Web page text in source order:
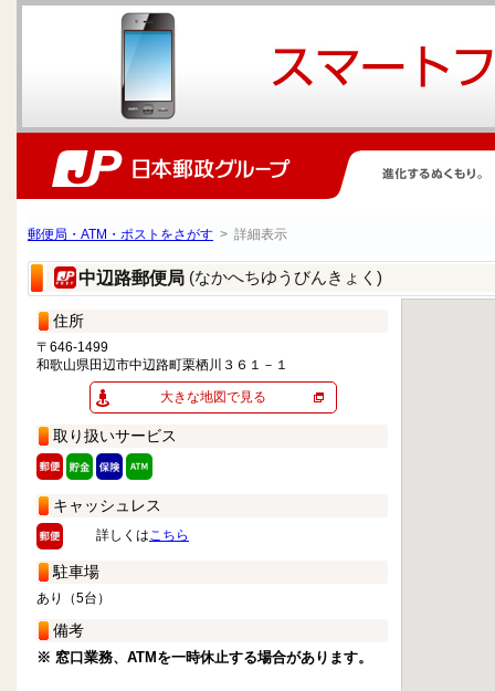
郵便局・ATM・ポストをさがす > 詳細表示
中辺路郵便局 (なかへちゆうびんきょく)
住所
〒646-1499
和歌山県田辺市中辺路町栗栖川３６１－１
大きな地図で見る
取り扱いサービス
キャッシュレス
詳しくはこちら
駐車場
あり（5台）
備考
※ 窓口業務、ATMを一時休止する場合があります。